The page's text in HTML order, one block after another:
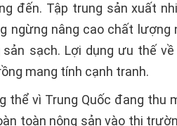
đến. Tập trung sản xuất
ngừng nâng cao chất lượng
sản sạch. Lợi dụng ưu thế
mang tính cạnh tranh.
thể vì Trung Quốc đang thu
toàn nông sản vào thị